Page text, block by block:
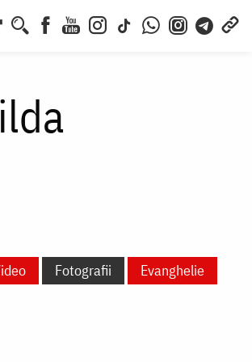
Fotografii
Evanghelie